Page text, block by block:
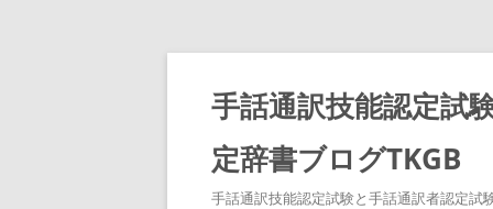
コ
テ
ン
ツ
ス
キ
プ
手話通訳技能認定試
定辞書ブログTKGB
手話通訳技能認定試験と手話通訳者認定試